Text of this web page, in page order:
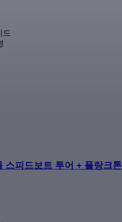
드
스피드보트 투어 + 플랑크